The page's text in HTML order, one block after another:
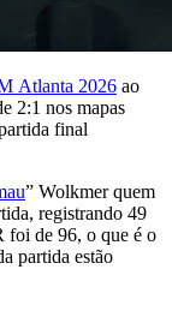
Atlanta 2026 ao
2:1 nos mapas
final
” Wolkmer quem
registrando 49
foi de 96, o que é o
partida estão